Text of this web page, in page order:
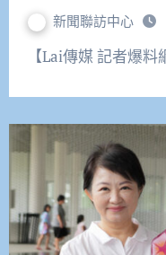
新聞聯訪中心
【Lai傳媒 記者爆